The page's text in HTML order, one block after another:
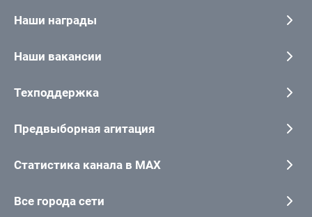
Наши награды
Наши вакансии
Техподдержка
Предвыборная агитация
Статистика канала в MAX
Все города сети